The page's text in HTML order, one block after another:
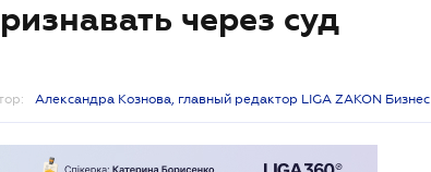
через суд
Александра Кознова, главный редактор LIGA ZAKON Бизнес